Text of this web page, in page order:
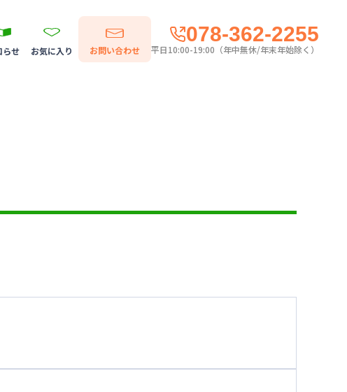
らせ お気に入り お問い合わせ
078-362-2255
平日10:00-19:00（年中無休/年末年始除く）